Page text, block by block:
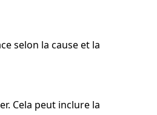
selon la cause et la
Cela peut inclure la